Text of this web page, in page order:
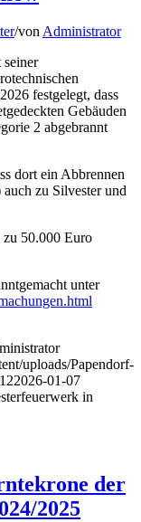
/vonAdministrator
seiner
festgelegt, dass
Gebäuden
2 abgebrannt
dort ein Abbrennen
zu Silvester und
50.000 Euro
unter
uploads/Papendorf-
2026-01-07
in
der
2025